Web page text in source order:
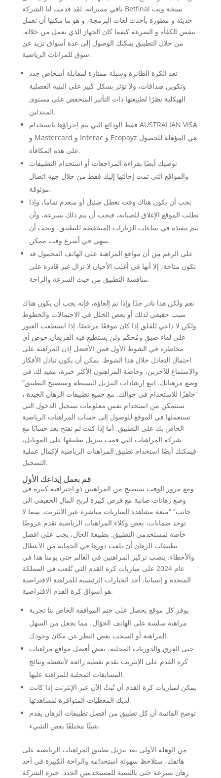
باقي مميزاته. لقد قدمت لنا الشركة Betfinal نسخة ويب
حديثة و مطورة بأحدث لغات البرمجة، و هو ما مكنها أن تعمل
بنفس الكفاْة و السرعة كيفما كان الجهاز الذي تعمل من خلاله.
من خلال التطبيق يمكنك الوصول إلى عدة أسواق تزيد عن
سوق للمرانات الرياضية.
تعد الكرة الطائرة وسيلة ممتازة لمقابلة أشخاص جدد
وتكوين صداقات، ولا تؤثر بشكل كبير على البنية العضلية
الهيكلية نظرًا لطبيعتها ذات التأثير المنخفض على مستوى
المبتدئين.
فقط الودائع التي يتم إجراؤها باستخدام AUSTRALIAN VISA
و Mastercard و Interac و Ecopayz هي المؤهلة للحصول
على هذه المكافأة.
نوصيك أيضًا بقراءة المراجعات أو استخدام التطبيقات
والمواقع التي تمت إحالتها إليك فقط من خلال جهة اتصال
موثوقة.
يجب أن يكون هناك وقت تعطل ضئيل أو منعدم تماما، وإذا
تطلب الموقع الإغلاق للصيانة، فيجب أن يتم ذلك بسرعة، وأن
يتم تنفيذه في ساعات الزيارات المنخفضة للتطبيق، ويجب أن
ينتهي في أسرع وقت ممكن.
على الرغم من أن مواقع المراهنة على الهاتف المحمول قد
تكون متاحة، إلا أنها في أغلب الأحيان لا تزال غير قادرة على
منافسة التطبيق من حيث السرعة والراحة.
نعم ولكن هذا نادر جدًا وإذا تم إلغاؤه، فإنه يجب أن يكون هناك
سبب حقيقي لذلك أو بعض الخلل في الاحتمالات والخطوط
ولكن لا داعي للقلق إذا كان موقعًا مرخصًا. إذا استطعت العثور
على لقاء ضيق ومُحكَم ولن يستطيع فيه الفريقان خوض أي
مخاطرة في الشوط الأول فمن الأفضل إذن المراهنة على
احتمال التعادل خلال هذا الشوط. يمكن أن يكون تبادل الأفكار
والاستماع للآخرين، وخاصة المراهنون الأكثر خبرة، مفيد لك في
وضع مرهناتك. اتبع إرشادات التنزيل البسيطة وسيصبح التطبيق”
“جاهزًا للاستخدام في جوالك. مع جميع تطبيقات الرهان الجيدة ،
ستتمكن من استخدام نفس معلومات تسجيل الدخول التي
تستعملها في الموقع للوصول إلى حساب المراهنات الرياضية
الخاص بك على التطبيق. أما إذا كنت لم تفتح بعد حسابًا مع
شركة المراهنات التي قمت بتنزيل تطبيقها على الموبايل،
فيمكنك أيضًا استخدام تطبيق المراهنات الرياضية لإكمال عملية
التسجيل.
قم بعمل إيداعك الأول
ومع مرور الوقت ستصبح من المراهنين ذو احترافية كبيرة في
وضع رهانات صائبة مع فرص كبيرة لربح المال الحقيقي الى
جانب” “متعة مشاهدة المباريات مباشرة عبر الانترنت. بينما لا
توجد ضمانات، بعض وكلاء المراهنات الرياضية تقدم عروضًا
خاصة لمستخدمي التطبيق. بطبيعة الحال، يجب على افضل
تطبيقات الرهان أن تلعب دورها في الحماية من الأعطال
والأخطاء. ينصب تركيز المراهنين في العالم حتى يومنا هذا في
عام 2024 على مباريات كرة القدم التي تُلعب في المملكة
المتحدة و إسبانيا. أحد الخيارات الرئيسية للمراهنة الافتراضية
هو أسواق كرة القدم الافتراضية.
يوفر كل موقع يحصل على ختم الموافقة الخاص بنا تجربة
مراهنة سلسة على الهاتف الجوّال، مما يجعل من السهل
المراهنة أو السحب بغض النظر عن مكان وجودك.
حتى الفِرق والدوريات المحلية، بعض أفضل مواقع مراهنات
كرة القدم على الإنترنت تقدم تغطية رائعة لأنشطة ونتائج
المسابقات المحلية للمراهنة عليها.
يمكن لمباريات كرة القدم أن تُبثّ الآن عبر الإنترنت إذا كانت
لديك المعطيات المتوافرة لمشاهدتها.
توضح القائمة أن كل تطبيق من أفضل تطبيقات الرهان يقدم
شيئًا مختلفًا بعض الشيء.
من الوهلة الأولى بعد تنزيل تطبيق المراهنات الرياضية على
هاتفك، ستلاحظ سهولة استخدامه والراحة الكبيرة في أخد
رهان بسرعة حتى بالنسبة للمستخدمين الجدد. خبرة الشركة